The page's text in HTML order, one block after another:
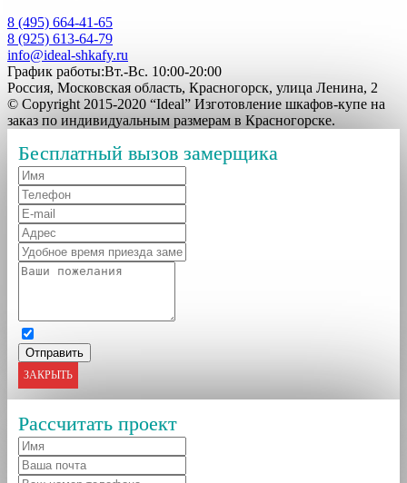
8 (495) 664-41-65
8 (925) 613-64-79
info@ideal-shkafy.ru
График работы:Вт.-Вс. 10:00-20:00
Россия, Московская область, Красногорск, улица Ленина, 2
© Copyright 2015-2020 “Ideal” Изготовление шкафов-купе на
заказ по индивидуальным размерам в Красногорске.
Бесплатный вызов замерщика
ЗАКРЫТЬ
Рассчитать проект